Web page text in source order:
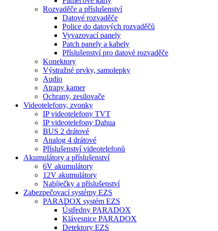
Rozvaděče a příslušenství
Datové rozvaděče
Police do datových rozvaděčů
Vyvazovací panely
Patch panely a kabely
Příslušenství pro datové rozvaděče
Konektory
Výstražné prvky, samolepky
Audio
Atrapy kamer
Ochrany, zesilovače
Videotelefony, zvonky
IP videotelefony TVT
IP videotelefony Dahua
BUS 2 drátové
Analog 4 drátové
Příslušenství videotelefonů
Akumulátory a příslušenství
6V akumulátory
12V akumulátory
Nabíječky a příslušenství
Zabezpečovací systémy EZS
PARADOX systém EZS
Ústředny PARADOX
Klávesnice PARADOX
Detektory EZS